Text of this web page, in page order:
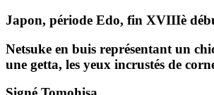
Japon, période Edo, fin XVIIIè
Netsuke en buis représentant un
une getta, les yeux incrustés de